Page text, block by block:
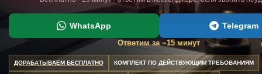
WhatsApp Telegram
Ответим за ~15 минут
ДОРАБАТЫВАЕМ БЕСПЛАТНО КОМПЛЕКТ ПО ДЕЙСТВУЮЩИМ ТРЕБОВАНИЯМ